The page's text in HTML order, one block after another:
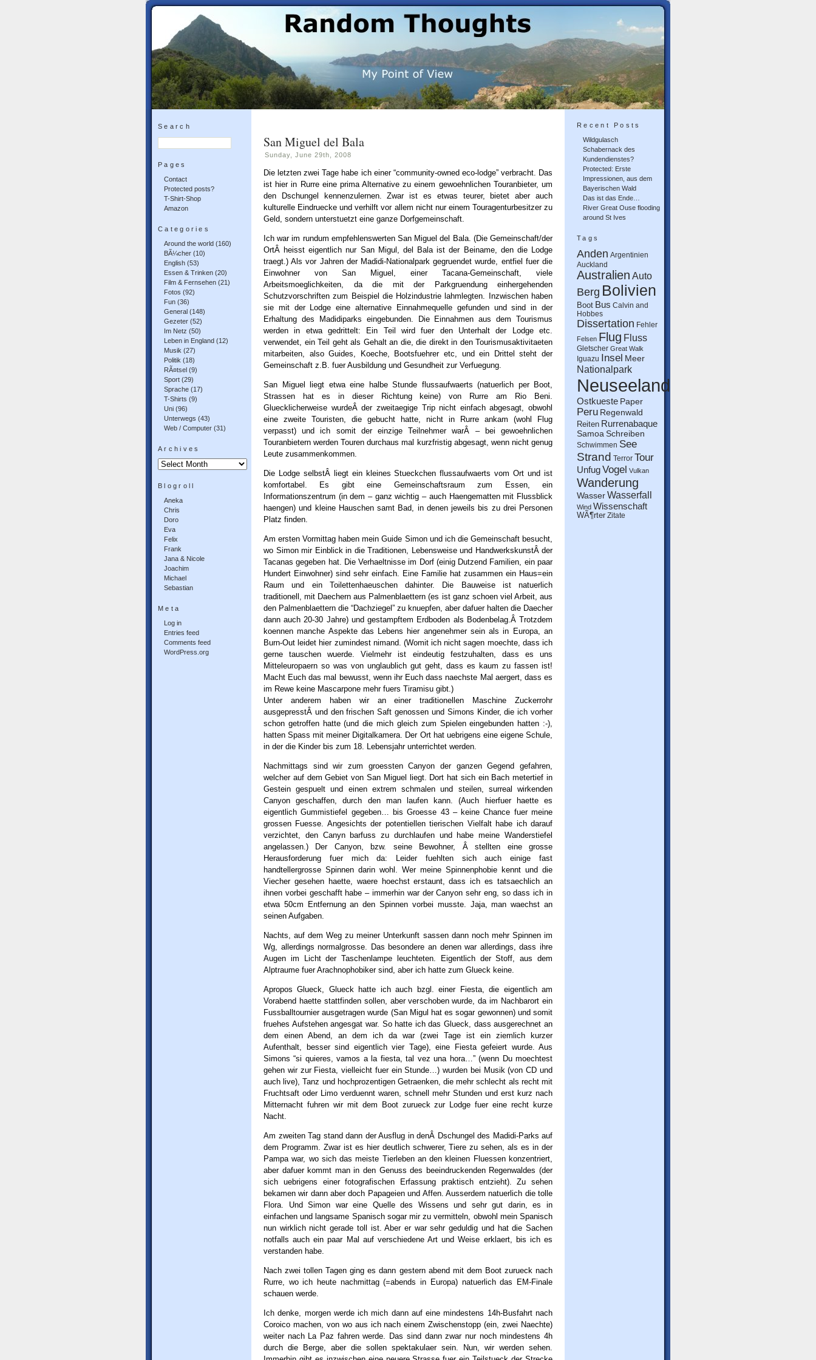
Search
Pages
Contact
Protected posts?
T-Shirt-Shop
Amazon
Categories
Around the world (160)
BÃ¼cher (10)
English (53)
Essen & Trinken (20)
Film & Fernsehen (21)
Fotos (92)
Fun (36)
General (148)
Gezeter (52)
Im Netz (50)
Leben in England (12)
Musik (27)
Politik (18)
RÃ¤tsel (9)
Sport (29)
Sprache (17)
T-Shirts (9)
Uni (96)
Unterwegs (43)
Web / Computer (31)
Archives
Archives
Blogroll
Aneka
Chris
Doro
Eva
Felix
Frank
Jana & Nicole
Joachim
Michael
Sebastian
Meta
Log in
Entries feed
Comments feed
WordPress.org
San Miguel del Bala
Sunday, June 29th, 2008
Die letzten zwei Tage habe ich einer “community-owned eco-lodge” verbracht. Das
ist hier in Rurre eine prima Alternative zu einem gewoehnlichen Touranbieter, um
den Dschungel kennenzulernen. Zwar ist es etwas teurer, bietet aber auch
kulturelle Eindruecke und verhilft vor allem nicht nur einem Touragenturbesitzer zu
Geld, sondern unterstuetzt eine ganze Dorfgemeinschaft.
Ich war im rundum empfehlenswerten San Miguel del Bala. (Die Gemeinschaft/der
OrtÂ heisst eigentlich nur San Migul, del Bala ist der Beiname, den die Lodge
traegt.) Als vor Jahren der Madidi-Nationalpark gegruendet wurde, entfiel fuer die
Einwohner von San Miguel, einer Tacana-Gemeinschaft, viele
Arbeitsmoeglichkeiten, da die mit der Parkgruendung einhergehenden
Schutzvorschriften zum Beispiel die Holzindustrie lahmlegten. Inzwischen haben
sie mit der Lodge eine alternative Einnahmequelle gefunden und sind in der
Erhaltung des Madidiparks eingebunden. Die Einnahmen aus dem Tourismus
werden in etwa gedrittelt: Ein Teil wird fuer den Unterhalt der Lodge etc.
verwendet, ein Teil geht als Gehalt an die, die direkt in den Tourismusaktivitaeten
mitarbeiten, also Guides, Koeche, Bootsfuehrer etc, und ein Drittel steht der
Gemeinschaft z.B. fuer Ausbildung und Gesundheit zur Verfuegung.
San Miguel liegt etwa eine halbe Stunde flussaufwaerts (natuerlich per Boot,
Strassen hat es in dieser Richtung keine) von Rurre am Rio Beni.
Gluecklicherweise wurdeÂ der zweitaegige Trip nicht einfach abgesagt, obwohl
eine zweite Touristen, die gebucht hatte, nicht in Rurre ankam (wohl Flug
verpasst) und ich somit der einzige Teilnehmer warÂ – bei gewoehnlichen
Touranbietern werden Touren durchaus mal kurzfristig abgesagt, wenn nicht genug
Leute zusammenkommen.
Die Lodge selbstÂ liegt ein kleines Stueckchen flussaufwaerts vom Ort und ist
komfortabel. Es gibt eine Gemeinschaftsraum zum Essen, ein
Informationszentrum (in dem – ganz wichtig – auch Haengematten mit Flussblick
haengen) und kleine Hauschen samt Bad, in denen jeweils bis zu drei Personen
Platz finden.
Am ersten Vormittag haben mein Guide Simon und ich die Gemeinschaft besucht,
wo Simon mir Einblick in die Traditionen, Lebensweise und HandwerkskunstÂ der
Tacanas gegeben hat. Die Verhaeltnisse im Dorf (einig Dutzend Familien, ein paar
Hundert Einwohner) sind sehr einfach. Eine Familie hat zusammen ein Haus=ein
Raum und ein Toilettenhaeuschen dahinter. Die Bauweise ist natuerlich
traditionell, mit Daechern aus Palmenblaettern (es ist ganz schoen viel Arbeit, aus
den Palmenblaettern die “Dachziegel” zu knuepfen, aber dafuer halten die Daecher
dann auch 20-30 Jahre) und gestampftem Erdboden als Bodenbelag.Â Trotzdem
koennen manche Aspekte das Lebens hier angenehmer sein als in Europa, an
Burn-Out leidet hier zumindest nimand. (Womit ich nicht sagen moechte, dass ich
gerne tauschen wuerde. Vielmehr ist eindeutig festzuhalten, dass es uns
Mitteleuropaern so was von unglaublich gut geht, dass es kaum zu fassen ist!
Macht Euch das mal bewusst, wenn ihr Euch dass naechste Mal aergert, dass es
im Rewe keine Mascarpone mehr fuers Tiramisu gibt.)
Unter anderem haben wir an einer traditionellen Maschine Zuckerrohr
ausgepresstÂ und den frischen Saft genossen und Simons Kinder, die ich vorher
schon getroffen hatte (und die mich gleich zum Spielen eingebunden hatten :-),
hatten Spass mit meiner Digitalkamera. Der Ort hat uebrigens eine eigene Schule,
in der die Kinder bis zum 18. Lebensjahr unterrichtet werden.
Nachmittags sind wir zum groessten Canyon der ganzen Gegend gefahren,
welcher auf dem Gebiet von San Miguel liegt. Dort hat sich ein Bach metertief in
Gestein gespuelt und einen extrem schmalen und steilen, surreal wirkenden
Canyon geschaffen, durch den man laufen kann. (Auch hierfuer haette es
eigentlich Gummistiefel gegeben… bis Groesse 43 – keine Chance fuer meine
grossen Fuesse. Angesichts der potentiellen tierischen Vielfalt habe ich darauf
verzichtet, den Canyn barfuss zu durchlaufen und habe meine Wanderstiefel
angelassen.) Der Canyon, bzw. seine Bewohner, Â stellten eine grosse
Herausforderung fuer mich da: Leider fuehlten sich auch einige fast
handtellergrosse Spinnen darin wohl. Wer meine Spinnenphobie kennt und die
Viecher gesehen haette, waere hoechst erstaunt, dass ich es tatsaechlich an
ihnen vorbei geschafft habe – immerhin war der Canyon sehr eng, so dass ich in
etwa 50cm Entfernung an den Spinnen vorbei musste. Jaja, man waechst an
seinen Aufgaben.
Nachts, auf dem Weg zu meiner Unterkunft sassen dann noch mehr Spinnen im
Wg, allerdings normalgrosse. Das besondere an denen war allerdings, dass ihre
Augen im Licht der Taschenlampe leuchteten. Eigentlich der Stoff, aus dem
Alptraume fuer Arachnophobiker sind, aber ich hatte zum Glueck keine.
Apropos Glueck, Glueck hatte ich auch bzgl. einer Fiesta, die eigentlich am
Vorabend haette stattfinden sollen, aber verschoben wurde, da im Nachbarort ein
Fussballtournier ausgetragen wurde (San Migul hat es sogar gewonnen) und somit
fruehes Aufstehen angesgat war. So hatte ich das Glueck, dass ausgerechnet an
dem einen Abend, an dem ich da war (zwei Tage ist ein ziemlich kurzer
Aufenthalt, besser sind eigentlich vier Tage), eine Fiesta gefeiert wurde. Aus
Simons “si quieres, vamos a la fiesta, tal vez una hora…” (wenn Du moechtest
gehen wir zur Fiesta, vielleicht fuer ein Stunde…) wurden bei Musik (von CD und
auch live), Tanz und hochprozentigen Getraenken, die mehr schlecht als recht mit
Fruchtsaft oder Limo verduennt waren, schnell mehr Stunden und erst kurz nach
Mitternacht fuhren wir mit dem Boot zurueck zur Lodge fuer eine recht kurze
Nacht.
Am zweiten Tag stand dann der Ausflug in denÂ Dschungel des Madidi-Parks auf
dem Programm. Zwar ist es hier deutlich schwerer, Tiere zu sehen, als es in der
Pampa war, wo sich das meiste Tierleben an den kleinen Fluessen konzentriert,
aber dafuer kommt man in den Genuss des beeindruckenden Regenwaldes (der
sich uebrigens einer fotografischen Erfassung praktisch entzieht). Zu sehen
bekamen wir dann aber doch Papageien und Affen. Ausserdem natuerlich die tolle
Flora. Und Simon war eine Quelle des Wissens und sehr gut darin, es in
einfachen und langsame Spanisch sogar mir zu vermitteln, obwohl mein Spanisch
nun wirklich nicht gerade toll ist. Aber er war sehr geduldig und hat die Sachen
notfalls auch ein paar Mal auf verschiedene Art und Weise erklaert, bis ich es
verstanden habe.
Nach zwei tollen Tagen ging es dann gestern abend mit dem Boot zurueck nach
Rurre, wo ich heute nachmittag (=abends in Europa) natuerlich das EM-Finale
schauen werde.
Ich denke, morgen werde ich mich dann auf eine mindestens 14h-Busfahrt nach
Coroico machen, von wo aus ich nach einem Zwischenstopp (ein, zwei Naechte)
weiter nach La Paz fahren werde. Das sind dann zwar nur noch mindestens 4h
durch die Berge, aber die sollen spektakulaer sein. Nun, wir werden sehen.
Recent Posts
Wildgulasch
Schabernack des
Kundendienstes?
Protected: Erste
Impressionen, aus dem
Bayerischen Wald
Das ist das Ende…
River Great Ouse flooding
around St Ives
Tags
Anden Argentinien
Auckland
Australien Auto
Berg Bolivien
Boot Bus Calvin and
Hobbes
Dissertation Fehler
Felsen Flug Fluss
Gletscher Great Walk
Iguazu Insel Meer
Nationalpark
Neuseeland
Ostkueste Paper
Peru Regenwald
Reiten Rurrenabaque
Samoa Schreiben
Schwimmen See
Strand Terror Tour
UnfugVogel Vulkan
Wanderung
Wasser Wasserfall
Wind Wissenschaft
WÃ¶rter Zitate